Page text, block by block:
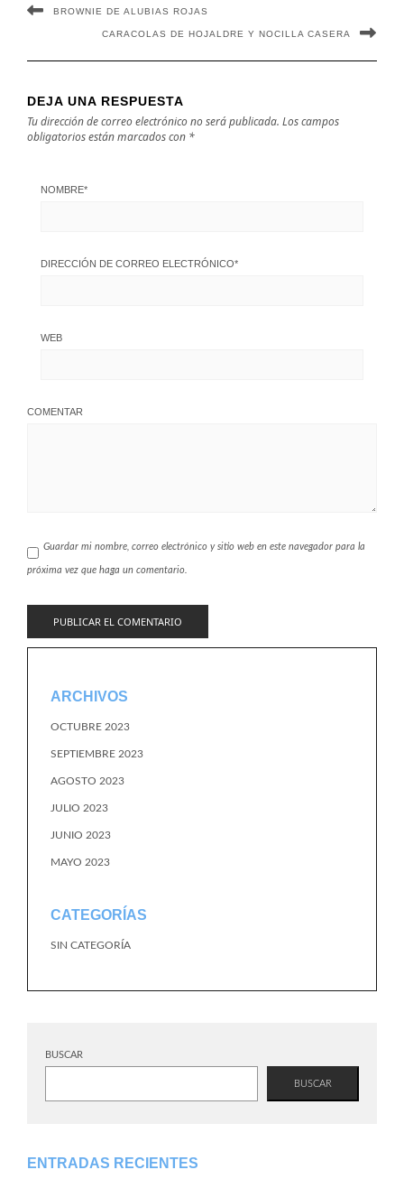
BROWNIE DE ALUBIAS ROJAS
CARACOLAS DE HOJALDRE Y NOCILLA CASERA
DEJA UNA RESPUESTA
Tu dirección de correo electrónico no será publicada. Los campos
obligatorios están marcados con *
NOMBRE*
DIRECCIÓN DE CORREO ELECTRÓNICO*
WEB
COMENTAR
Guardar mi nombre, correo electrónico y sitio web en este navegador para la
próxima vez que haga un comentario.
ARCHIVOS
OCTUBRE 2023
SEPTIEMBRE 2023
AGOSTO 2023
JULIO 2023
JUNIO 2023
MAYO 2023
CATEGORÍAS
SIN CATEGORÍA
BUSCAR
BUSCAR
ENTRADAS RECIENTES